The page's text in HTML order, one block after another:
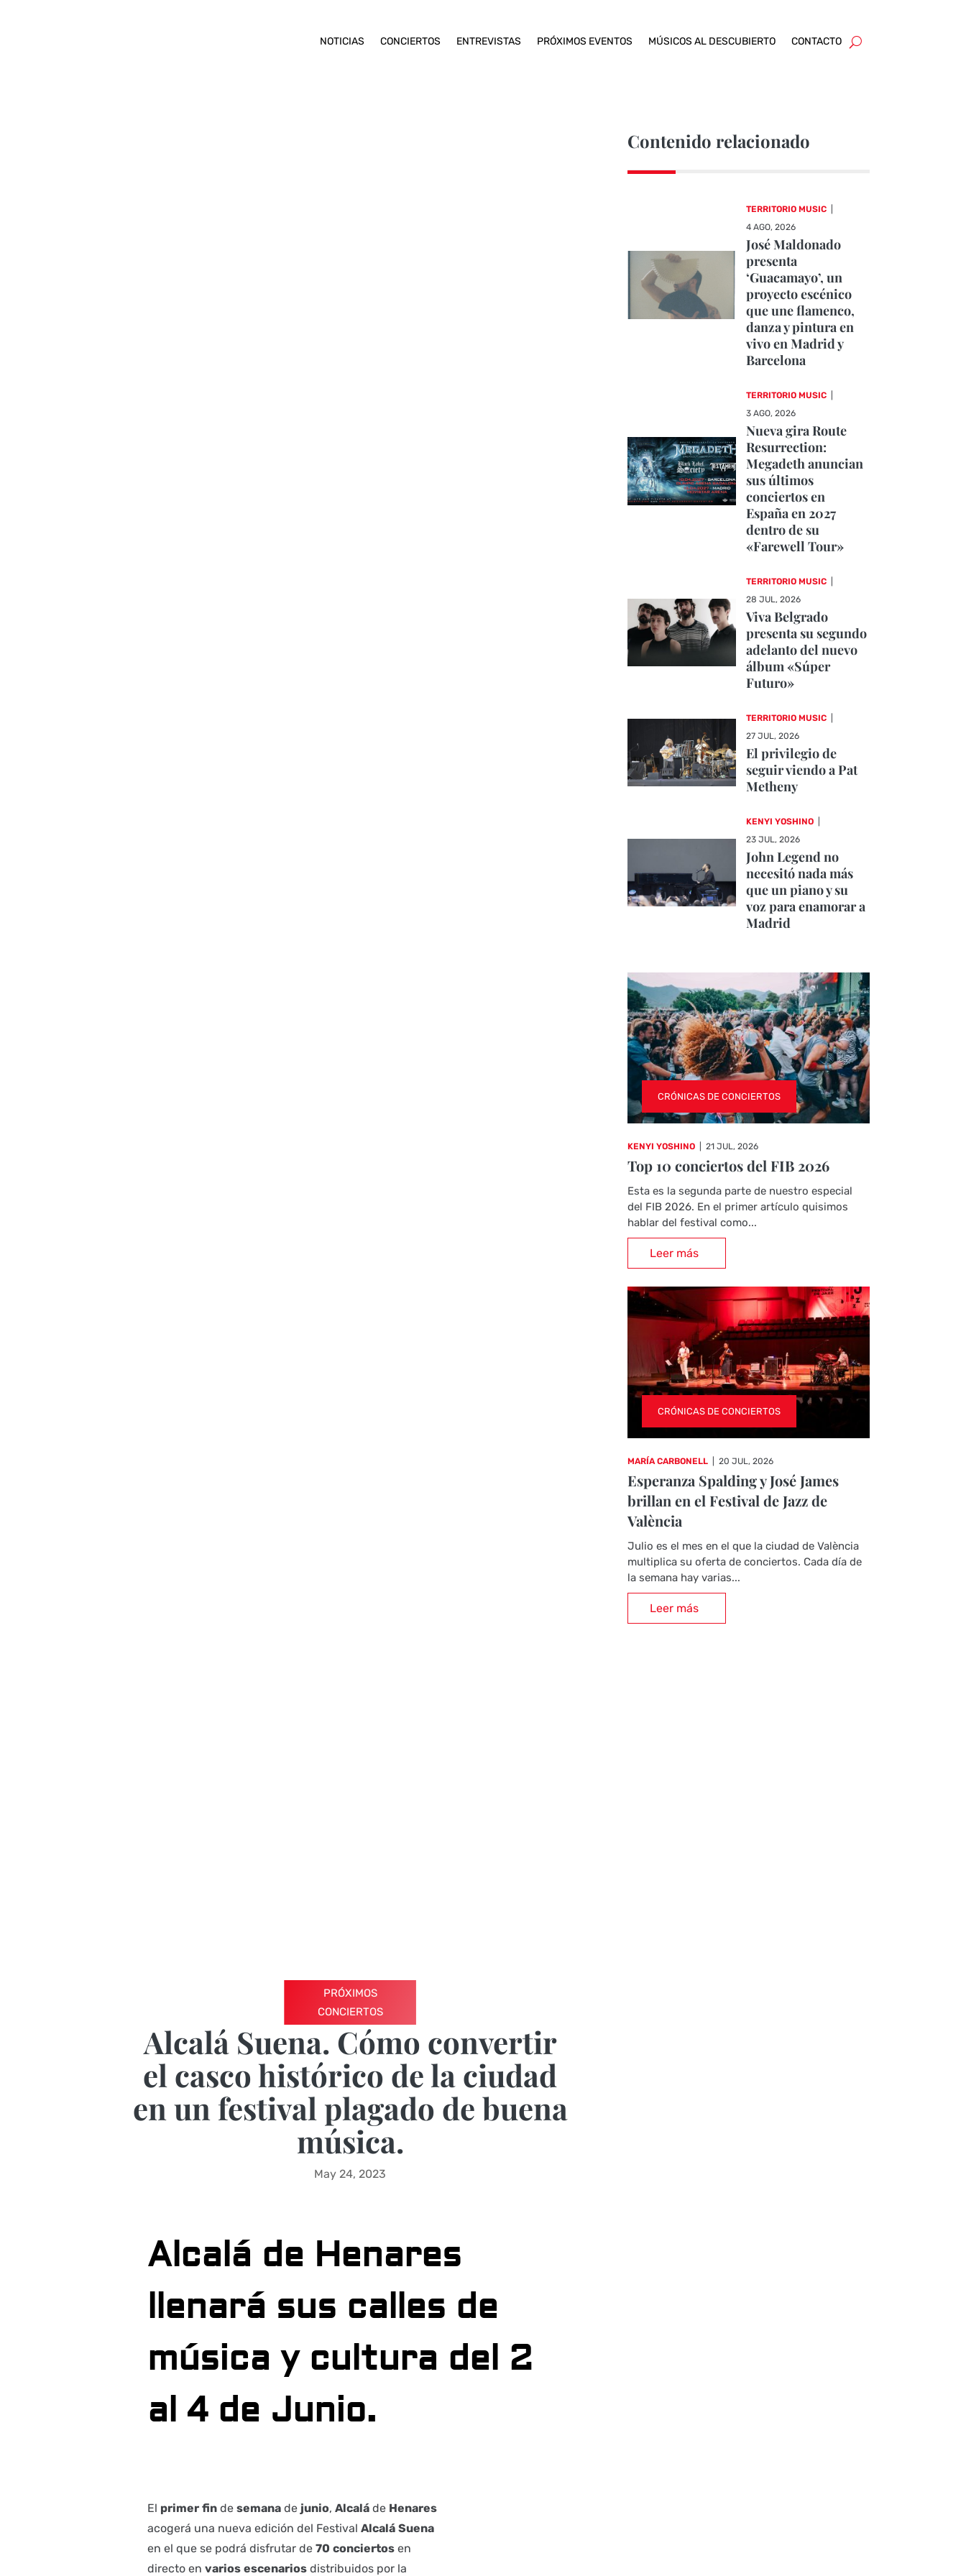
NOTICIAS CONCIERTOS ENTREVISTAS PRÓXIMOS EVENTOS MÚSICOS AL DESCUBIERTO CONTACTO
PRÓXIMOS
CONCIERTOS
Alcalá Suena. Cómo convertir
el casco histórico de la ciudad
en un festival plagado de buena
música.
May 24, 2023
Alcalá de Henares
llenará sus calles de
música y cultura del 2
al 4 de Junio.
El primer fin desemana de junio,Alcalá de Henares
acogerá una nueva edición del FestivalAlcalá Suena
en el que se podrá disfrutar de70 conciertos en
directo envarios escenarios distribuidos por la
Contenido relacionado
TERRITORIO MUSIC
4 AGO, 2026
José Maldonado
presenta
‘Guacamayo’, un
proyecto escénico
que une flamenco,
danza y pintura en
vivo en Madrid y
Barcelona
TERRITORIO MUSIC
3 AGO, 2026
Nueva gira Route
Resurrection:
Megadeth anuncian
sus últimos
conciertos en
España en 2027
dentro de su
«Farewell Tour»
TERRITORIO MUSIC
28 JUL, 2026
Viva Belgrado
presenta su segundo
adelanto del nuevo
álbum «Súper
Futuro»
TERRITORIO MUSIC
27 JUL, 2026
El privilegio de
seguir viendo a Pat
Metheny
KENYI YOSHINO
23 JUL, 2026
John Legend no
necesitó nada más
que un piano y su
voz para enamorar a
Madrid
CRÓNICAS DE CONCIERTOS
KENYI YOSHINO 21 JUL, 2026
Top 10 conciertos del FIB 2026
Esta es la segunda parte de nuestro especial
del FIB 2026. En el primer artículo quisimos
hablar del festival como...
Leer más
CRÓNICAS DE CONCIERTOS
MARÍA CARBONELL 20 JUL, 2026
Esperanza Spalding y José James
brillan en el Festival de Jazz de
València
Julio es el mes en el que la ciudad de València
multiplica su oferta de conciertos. Cada día de
la semana hay varias...
Leer más